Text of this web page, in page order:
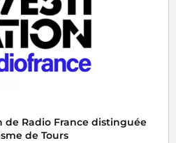
de Radio France distinguée
de Tours